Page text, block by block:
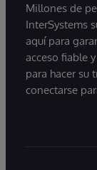
estos
actualizada
Millones de
InterSystems
aquí para
acceso fiable
para hacer su
conectarse